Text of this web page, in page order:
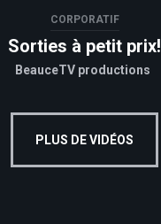
CORPORATIF
Sorties à petit prix!
BeauceTV productions
PLUS DE VIDÉOS